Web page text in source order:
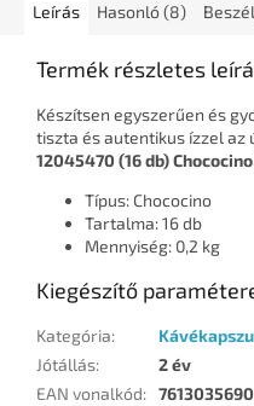
Leírás Hasonló (8)
Termék részletes
Készítsen egyszerűen és
tiszta és autentikus ízzel az
12045470 (16 db)
Típus: Chococino
Tartalma: 16 db
Mennyiség: 0,2 kg
Kiegészítő
Kategória:
Jótállás:
2 év
EAN vonalkód: